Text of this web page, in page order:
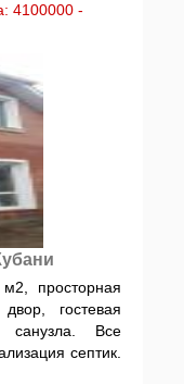
4100000 -
просторная
гостевая
Все
септик.